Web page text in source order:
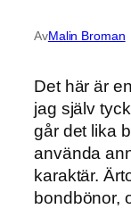
AvMalin Broman
Det här är
jag själv
går det lika
använda
karaktär.
bondbönor,